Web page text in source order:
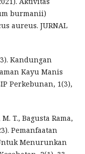
burmanii)
aureus. JURNAL
Kandungan
Kayu Manis
Perkebunan, 1(3),
T., Bagusta Rama,
Pemanfaatan
Menurunkan